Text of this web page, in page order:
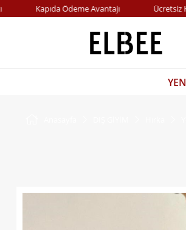
Kapıda Ödeme Avantajı Ücretsiz